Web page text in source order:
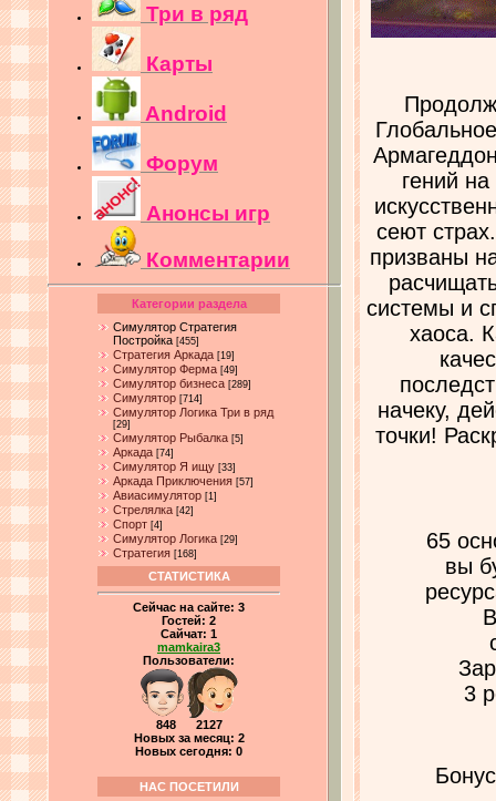
Три в ряд
Карты
Android
Форум
Анонсы игр
Комментарии
Категории раздела
Симулятор Стратегия
Постройка [455]
Стратегия Аркада [19]
Симулятор Ферма [49]
Симулятор бизнеса [289]
Симулятор [714]
Симулятор Логика Три в ряд
[29]
Симулятор Рыбалка [5]
Аркада [74]
Симулятор Я ищу [33]
Аркада Приключения [57]
Авиасимулятор [1]
Стрелялка [42]
Спорт [4]
Симулятор Логика [29]
Стратегия [168]
СТАТИСТИКА
Сейчас на сайте: 3
Гостей: 2
Сайчат: 1
mamkaira3
Пользователи:
848 2127
Новых за месяц: 2
Новых сегодня: 0
НАС ПОСЕТИЛИ
гений
сеют
призваны
системы и
хаоса.
начеку,
точки!
65
вы
3